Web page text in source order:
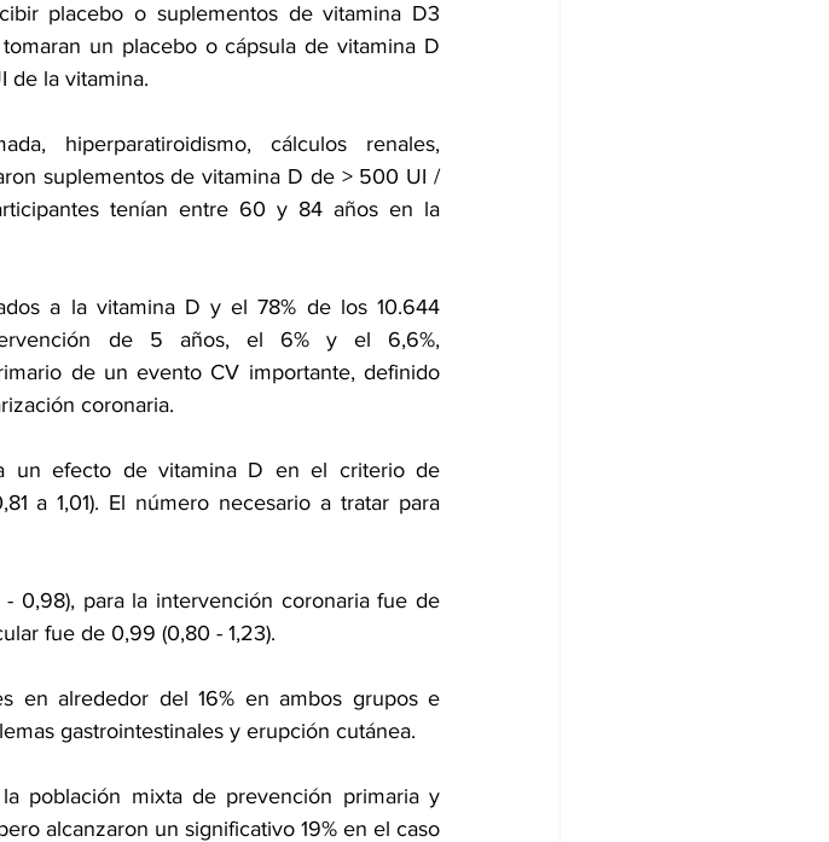
placebo o suplementos de vitamina D3
un placebo o cápsula de vitamina D
de la vitamina.
hiperparatiroidismo, cálculos renales
suplementos de vitamina D de > 500 UI /
tenían entre 60 y 84 años en la
a la vitamina D y el 78% de los 10.644
de 5 años, el 6% y el 6,6%,
de un evento CV importante, definido
coronaria.
un efecto de vitamina D en el criterio de
a 1,01). El número necesario a tratar para
0,98), para la intervención coronaria fue de
fue de 0,99 (0,80 - 1,23).
en alrededor del 16% en ambos grupos e
gastrointestinales y erupción cutánea.
población mixta de prevención primaria y
alcanzaron un significativo 19% en el caso